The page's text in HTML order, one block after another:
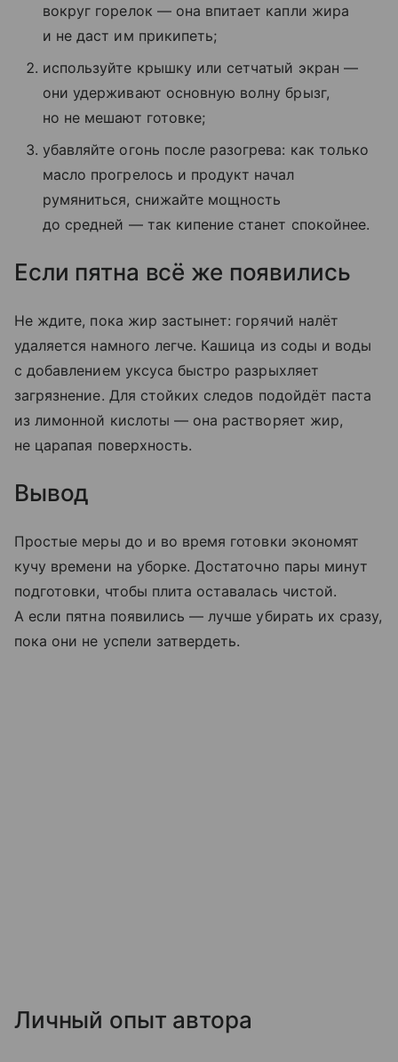
вокруг горелок — она впитает капли жира
и не даст им прикипеть;
используйте крышку или сетчатый экран —
они удерживают основную волну брызг,
но не мешают готовке;
убавляйте огонь после разогрева: как только
масло прогрелось и продукт начал
румяниться, снижайте мощность
до средней — так кипение станет спокойнее.
Если пятна всё же появились
Не ждите, пока жир застынет: горячий налёт
удаляется намного легче. Кашица из соды и воды
с добавлением уксуса быстро разрыхляет
загрязнение. Для стойких следов подойдёт паста
из лимонной кислоты — она растворяет жир,
не царапая поверхность.
Вывод
Простые меры до и во время готовки экономят
кучу времени на уборке. Достаточно пары минут
подготовки, чтобы плита оставалась чистой.
А если пятна появились — лучше убирать их сразу,
пока они не успели затвердеть.
Личный опыт автора